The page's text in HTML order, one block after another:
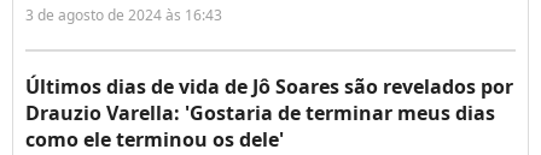
3 de agosto de 2024 às 16:43
Últimos dias de vida de Jô Soares são revelados por
Drauzio Varella: 'Gostaria de terminar meus dias
como ele terminou os dele'